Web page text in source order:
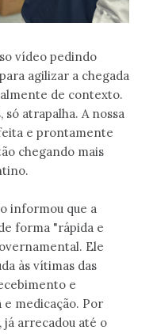
vídeo pedindo
agilizar a chegada
de contexto.
atrapalha. A nossa
e prontamente
chegando mais
informou que a
forma "rápida e
Ele
às vítimas das
e
e medicação. Por
já arrecadou até o